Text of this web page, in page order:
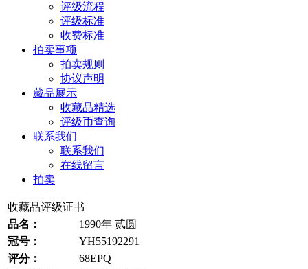
评级流程
评级标准
收费标准
拍卖事项
拍卖规则
协议声明
藏品展示
收藏品精选
评级币查询
联系我们
联系我们
在线留言
拍卖
收藏品评级证书
品名：
1990年 贰圆
冠号：
YH55192291
评分：
68EPQ